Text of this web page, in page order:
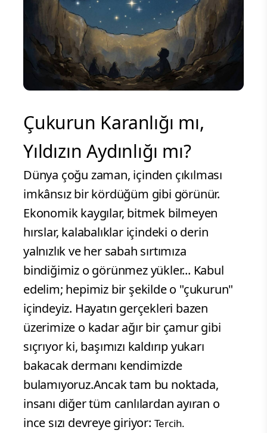
Çukurun Karanlığı mı,
Yıldızın Aydınlığı mı?
Dünya çoğu zaman, içinden çıkılması
imkânsız bir kördüğüm gibi görünür.
Ekonomik kaygılar, bitmek bilmeyen
hırslar, kalabalıklar içindeki o derin
yalnızlık ve her sabah sırtımıza
bindiğimiz o görünmez yükler... Kabul
edelim; hepimiz bir şekilde o "çukurun"
içindeyiz. Hayatın gerçekleri bazen
üzerimize o kadar ağır bir çamur gibi
sıçrıyor ki, başımızı kaldırıp yukarı
bakacak dermanı kendimizde
bulamıyoruz.Ancak tam bu noktada,
insanı diğer tüm canlılardan ayıran o
ince sızı devreye giriyor: Tercih.